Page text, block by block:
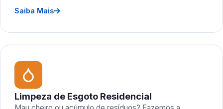
Saiba Mais
Limpeza de Esgoto Residencial